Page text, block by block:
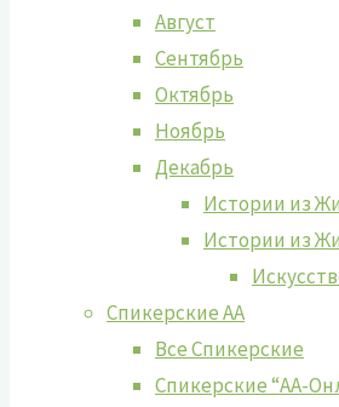
Август
Сентябрь
Октябрь
Ноябрь
Декабрь
Истории из
Истории из
Спикерские АА
Все Спикерские
Спикерские “АА-